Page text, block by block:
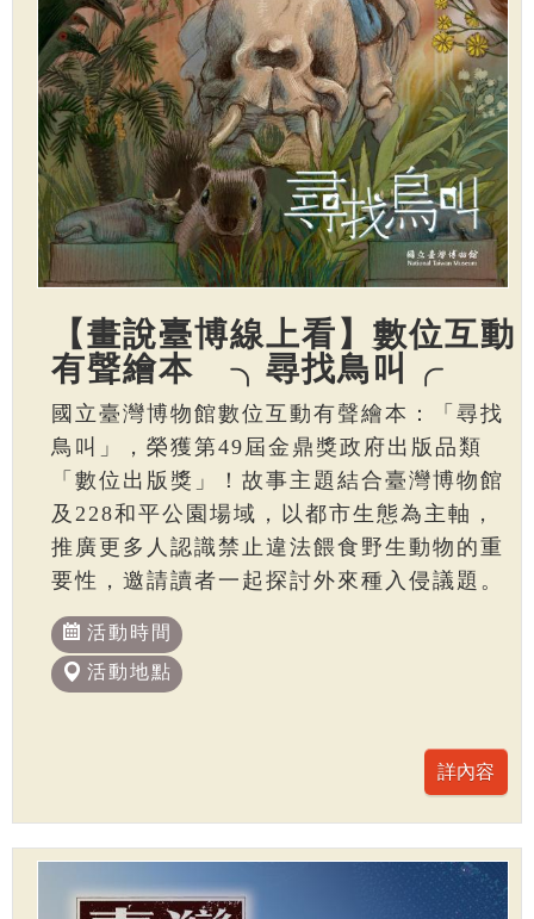
【畫說臺博線上看】數位互動
有聲繪本 ╮尋找鳥叫╭
國立臺灣博物館數位互動有聲繪本：「尋找
鳥叫」，榮獲第49屆金鼎獎政府出版品類
「數位出版獎」！故事主題結合臺灣博物館
及228和平公園場域，以都市生態為主軸，
推廣更多人認識禁止違法餵食野生動物的重
要性，邀請讀者一起探討外來種入侵議題。
活動時間
活動地點